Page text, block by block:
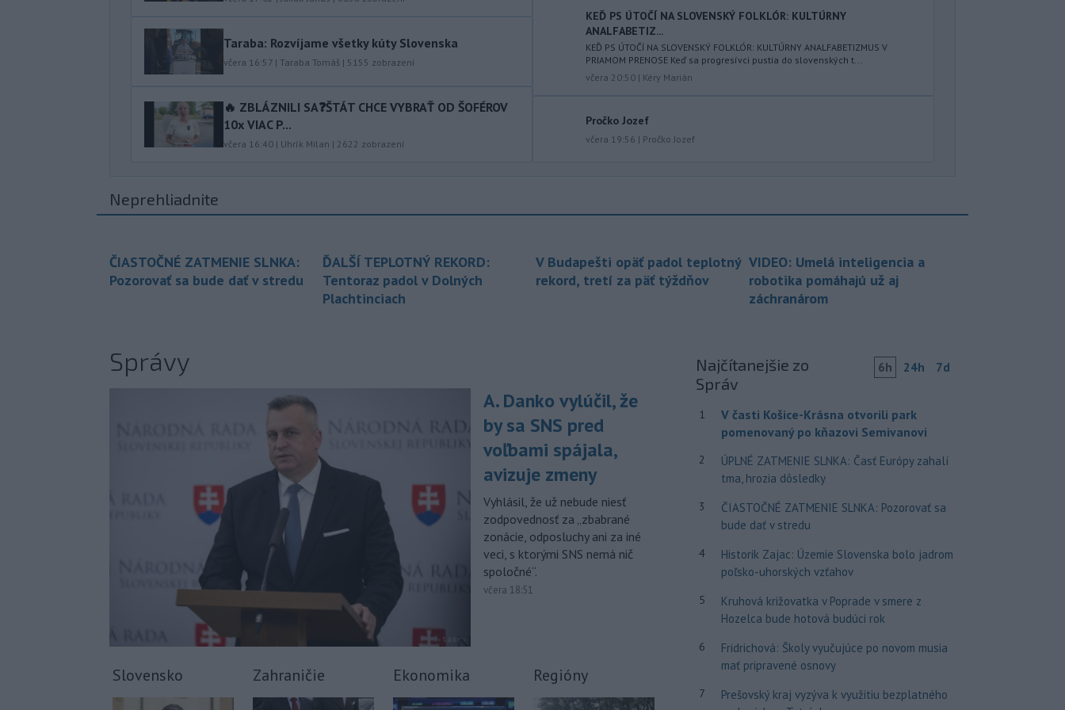
východného Slovenska. Vydal preto
výstrahu prvého stupňa.
Ministerstvo vnútra (MV) SR
požiada Národný bezpečnostnýúrad
dodaných radarových zariadení, ktoré
sú v pilotnej prevádzke.
Od piatku do nedele (9. 8.)
do ukončenia premávky bude z
dôvoduhudobného festivalu
zmeniť klubovú adresu. O 30-ročného
stredopoliara Sparty Praha sa podľa
portálu isport.cz zaujíma
saudskoarabský Al-Fateh.
10:23 - Vo veku 94 rokov zomrela 29.
júla 2026 herečka a dlhoročná
členka
Slovenského komorného
divadla (SKD) v Martine Helena
Sudická.
10:15
spoločnosť (NDS) ukončila výmenu
Taraba: Rozvíjame všetky kúty Slovenska
včera 16:57 | Taraba Tomáš | 5155 zobrazení
🔥 ZBLÁZNILI SA❓️ŠTÁT CHCE VYBRAŤ OD ŠOFÉROV
10x VIAC P...
včera 16:40 | Uhrík Milan | 2622 zobrazení
KEĎ PS ÚTOČÍ NA SLOVENSKÝ FOLKLÓR: KULTÚRNY
ANALFABETIZ...
KEĎ PS ÚTOČÍ NA SLOVENSKÝ FOLKLÓR: KULTÚRNY ANALFABETIZMUS V
PRIAMOM PRENOSE Keď sa progresívci pustia do slovenských t...
včera 20:50 | Kéry Marián
Pročko Jozef
včera 19:56 | Pročko Jozef
Neprehliadnite
ČIASTOČNÉ ZATMENIE SLNKA:
Pozorovať sa bude dať v stredu
ĎALŠÍ TEPLOTNÝ REKORD:
Tentoraz padol v Dolných
Plachtinciach
V Budapešti opäť padol teplotný
rekord, tretí za päť týždňov
VIDEO: Umelá inteligencia a
robotika pomáhajú už aj
záchranárom
Správy
A. Danko vylúčil, že
by sa SNS pred
voľbami spájala,
avizuje zmeny
Vyhlásil, že už nebude niesť
zodpovednosť za „zbabrané
zonácie, odposluchy ani za iné
veci, s ktorými SNS nemá nič
spoločné“.
včera 18:51
Slovensko Zahraničie Ekonomika Regióny
Najčítanejšie zo
Správ
6h 24h 7d
1
V časti Košice-Krásna otvorili park
pomenovaný po kňazovi Semivanovi
2
ÚPLNÉ ZATMENIE SLNKA: Časť Európy zahalí
tma, hrozia dôsledky
3
ČIASTOČNÉ ZATMENIE SLNKA: Pozorovať sa
bude dať v stredu
4
Historik Zajac: Územie Slovenska bolo jadrom
poľsko-uhorských vzťahov
5
Kruhová križovatka v Poprade v smere z
Hozelca bude hotová budúci rok
6
Fridrichová: Školy vyučujúce po novom musia
mať pripravené osnovy
7
Prešovský kraj vyzýva k využitiu bezplatného